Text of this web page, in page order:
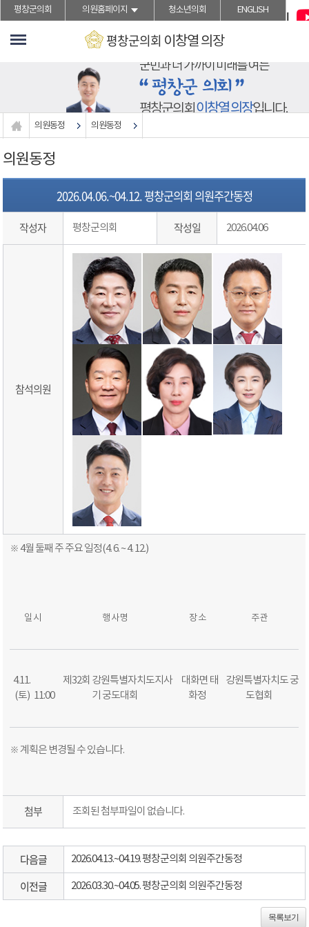
">본문바로가기
평창군의회 의원홈페이지 청소년의회 ENGLISH
평창군의회 이창열의장
군민과 더 가까이 미래를 여는
평창군의회이창열 의장입니다.
의원동정 의원동정
의원동정
2026.04.06.~04.12. 평창군의회 의원주간동정
작성자 평창군의회 작성일 2026.04.06
참석의원
※ 4월 둘째 주 주요 일정(4. 6. ~ 4. 12.)
일 시 행 사 명 장 소 주 관
4.11.
(토) 11:00
제 32회 강원특별자치도지사
기 궁도대회
대화면 태
화정
강원특별자치도궁
도협회
※ 계획은 변경될 수 있습니다.
첨부 조회된 첨부파일이 없습니다.
다음글 2026.04.13.~04.19. 평창군의회 의원주간동정
이전글 2026.03.30.~04.05. 평창군의회 의원주간동정
목록보기